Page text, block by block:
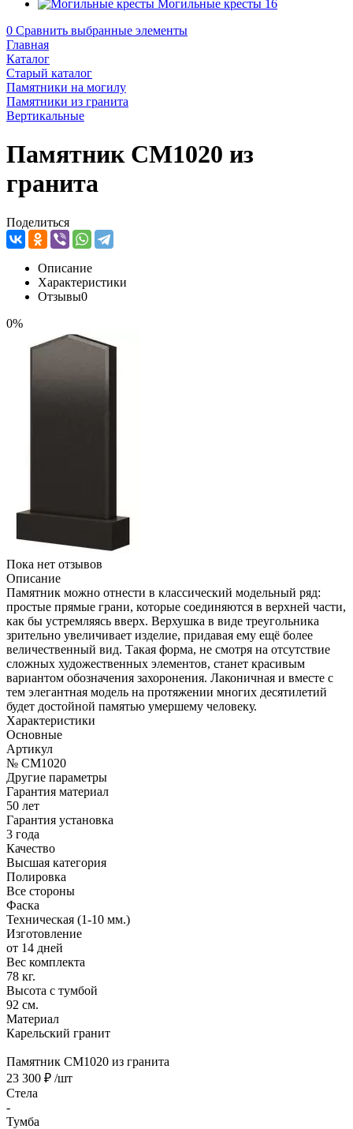
Могильные кресты 16
0 Сравнить выбранные элементы
Главная
Каталог
Старый каталог
Памятники на могилу
Памятники из гранита
Вертикальные
Памятник CM1020 из
гранита
Поделиться
Описание
Характеристики
Отзывы0
0%
Пока нет отзывов
Описание
Памятник можно отнести в классический модельный ряд:
простые прямые грани, которые соединяются в верхней части,
как бы устремляясь вверх. Верхушка в виде треугольника
зрительно увеличивает изделие, придавая ему ещё более
величественный вид. Такая форма, не смотря на отсутствие
сложных художественных элементов, станет красивым
вариантом обозначения захоронения. Лаконичная и вместе с
тем элегантная модель на протяжении многих десятилетий
будет достойной памятью умершему человеку.
Характеристики
Основные
Артикул
№ CM1020
Другие параметры
Гарантия материал
50 лет
Гарантия установка
3 года
Качество
Высшая категория
Полировка
Все стороны
Фаска
Техническая (1-10 мм.)
Изготовление
от 14 дней
Вес комплекта
78 кг.
Высота с тумбой
92 см.
Материал
Карельский гранит
Памятник CM1020 из гранита
23 300 ₽ /шт
Стела
-
Тумба